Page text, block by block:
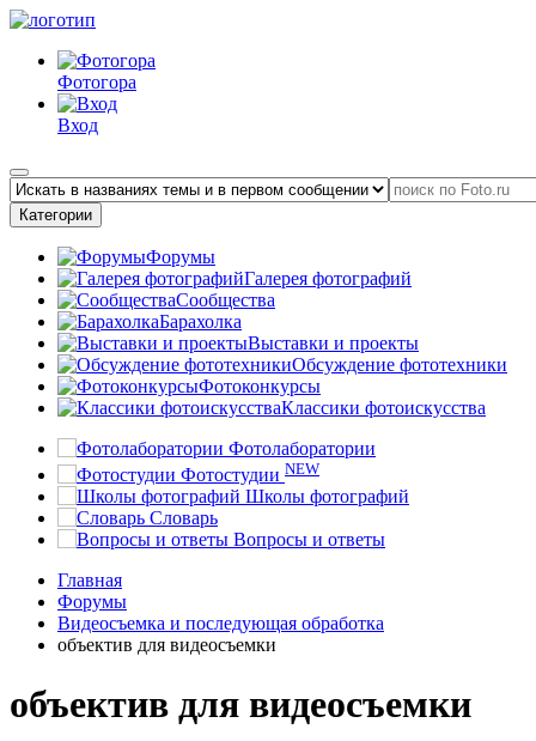
Фотогора
Вход
Категории
Форумы
Галерея фотографий
Сообщества
Барахолка
Выставки и проекты
Обсуждение фототехники
Фотоконкурсы
Классики фотоискусства
Фотолаборатории
Фотостудии NEW
Школы фотографий
Словарь
Вопросы и ответы
Главная
Форумы
Видеосъемка и последующая обработка
объектив для видеосъемки
объектив для видеосъемки